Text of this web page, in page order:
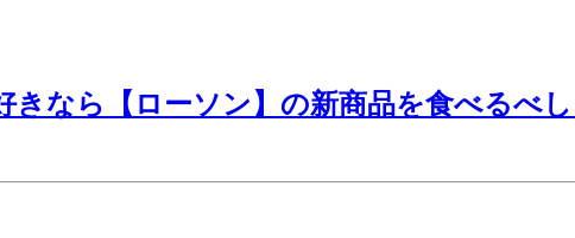
きなら【ローソン】の新商品を食べるべ